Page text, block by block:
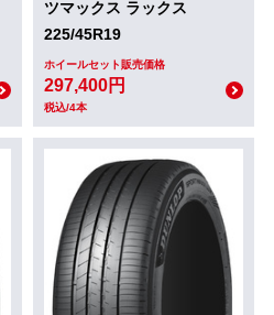
ツマックス ラックス
225/45R19
ホイールセット販売価格
297,400円
税込/4本